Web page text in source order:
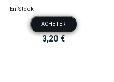
En Stock
ACHETER
3,20 €